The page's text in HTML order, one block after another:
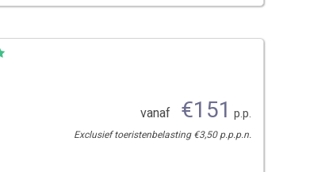
vanaf €151 p.p.
Exclusief toeristenbelasting €3,50 p.p.p.n.